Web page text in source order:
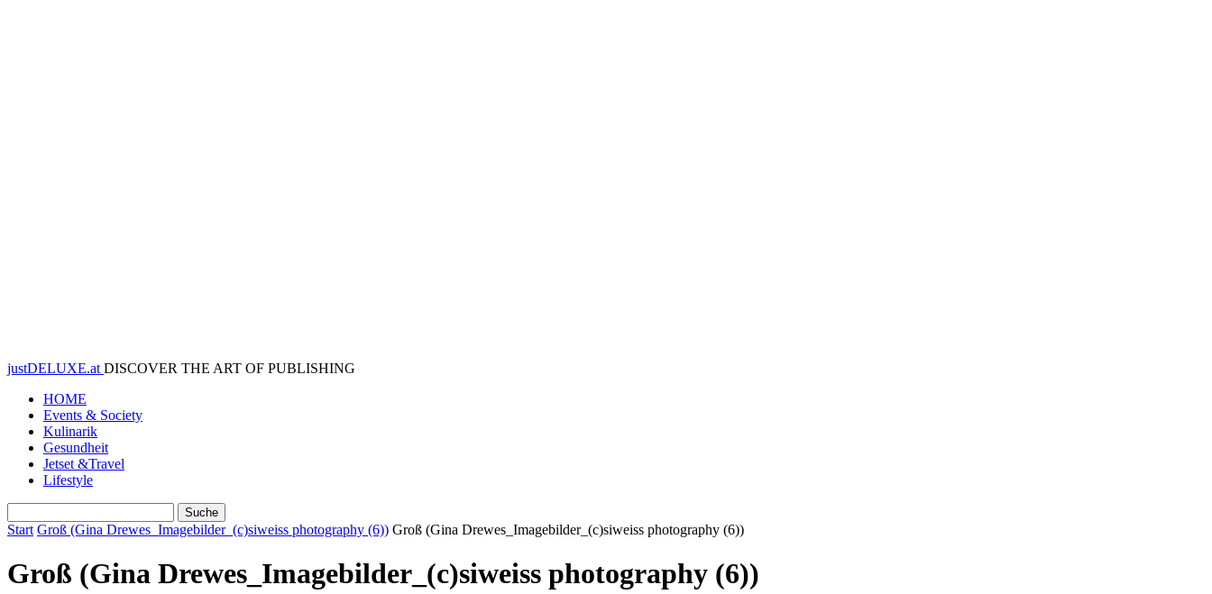
justDELUXE.at DISCOVER THE ART OF PUBLISHING
HOME
Events & Society
Kulinarik
Gesundheit
Jetset &Travel
Lifestyle
Start Groß (Gina Drewes_Imagebilder_(c)siweiss photography (6)) Groß (Gina Drewes_Imagebilder_(c)siweiss photography (6))
Groß (Gina Drewes_Imagebilder_(c)siweiss photography (6))